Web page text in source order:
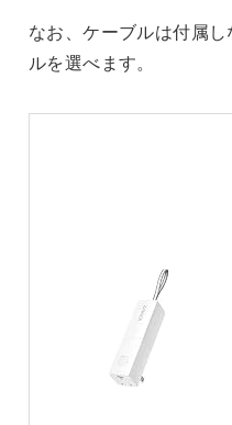
なお、ケーブルは付属
ルを選べます。